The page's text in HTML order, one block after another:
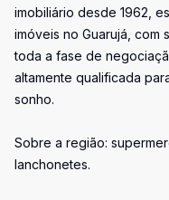
imobiliário desde 1962,
imóveis no Guarujá, com
toda a fase de
altamente qualificada
sonho.
Sobre a região:
lanchonetes.